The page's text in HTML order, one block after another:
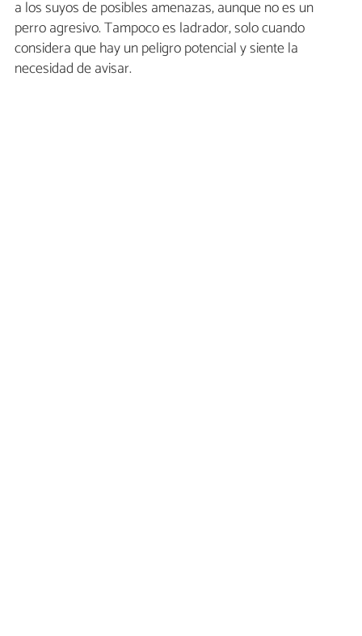
a los suyos de posibles amenazas, aunque no es un
perro agresivo. Tampoco es ladrador, solo cuando
considera que hay un peligro potencial y siente la
necesidad de avisar.